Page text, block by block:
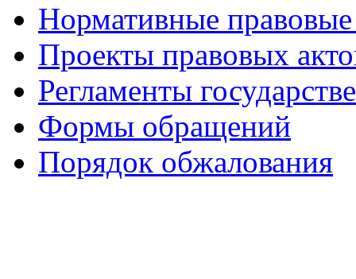
Нормативные
Проекты правовых
Регламенты
Формы обращений
Порядок обжалования